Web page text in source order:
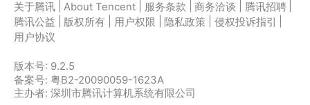
关于腾讯 About Tencent 服务条款 商务洽谈 腾讯招聘
腾讯公益
版权所有 用户权限 隐私政策 侵权投诉指引
用户协议
版本号: 9.2.5
备案号: 粤B2-20090059-1623A
主办者: 深圳市腾讯计算机系统有限公司